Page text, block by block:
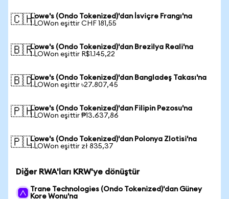
🇨🇭Lowe's (Ondo Tokenized)'dan İsviçre Frangı'na
1 LOWon eşittir CHF 181,55
🇧🇷Lowe's (Ondo Tokenized)'dan Brezilya Reali'na
1 LOWon eşittir R$1.145,22
🇧🇩Lowe's (Ondo Tokenized)'dan Bangladeş Takası'na
1 LOWon eşittir ৳27.807,45
🇵🇭Lowe's (Ondo Tokenized)'dan Filipin Pezosu'na
1 LOWon eşittir ₱13.637,86
🇵🇱Lowe's (Ondo Tokenized)'dan Polonya Zlotisi'na
1 LOWon eşittir zł 835,37
Diğer RWA'ları KRW'ye dönüştür
Trane Technologies (Ondo Tokenized)'dan Güney
Kore Wonu'na